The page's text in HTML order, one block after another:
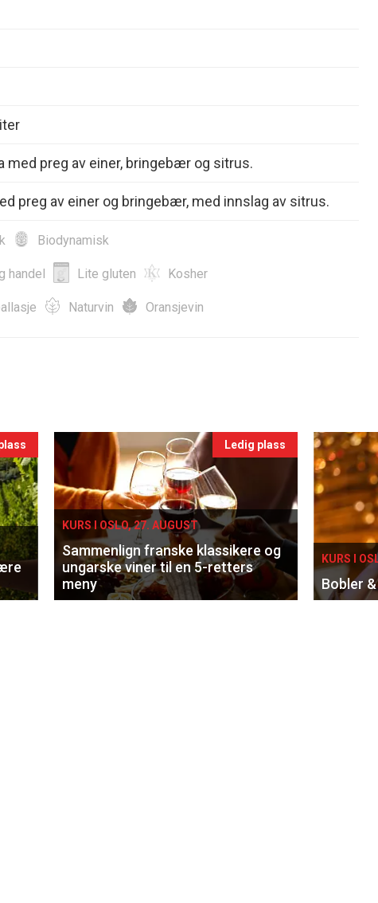
med preg av einer, bringebær og sitrus.
preg av einer og bringebær, med innslag av sitrus.
Biodynamisk
handel Lite gluten Kosher
Naturvin Oransjevin
Ledig plass
KURS I OSLO, 27. AUGUST
Sammenlign franske klassikere og
ungarske viner til en 5-retters
meny
KURS I
Bobler